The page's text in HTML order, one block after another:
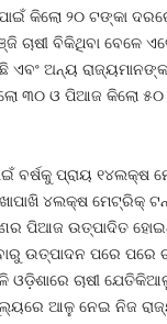
କିଲୋ ୨୦ ଟଙ୍କା
ଚାଷୀ ବିକିଥିବା ବେଳେ
ଅନ୍ୟ
୩୦ ଓ ପିଆଜ କିଲୋ ୫୦
ବର୍ଷକୁ ପ୍ରାୟ
୪ଲକ୍ଷ ମେଟ୍ରିକ୍‍
ପିଆଜ ଉତ୍ପାଦିତ
ଉତ୍ପାଦନ ପରେ ପରେ
ଚାଷୀ
ଆଳୁ ନେଇ ନିଜ